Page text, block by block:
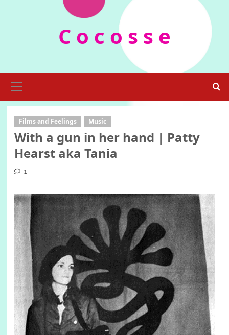
C o c o s s e
Menu
Films and Feelings Music
With a gun in her hand | Patty
Hearst aka Tania
1